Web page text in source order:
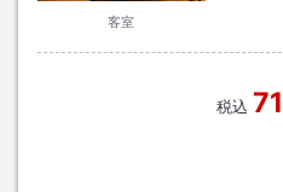
客室
税込